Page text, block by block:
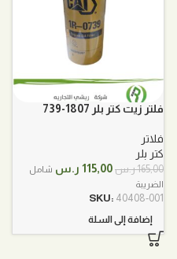
فلتر زيت كتر بلر 1807-739
فلاتر
كتر بلر
165,00ر.س السعر
هو:
115,00 ر.س السعر
شامل
الضريبة
SKU: 40408-001
إضافة إلى السلة